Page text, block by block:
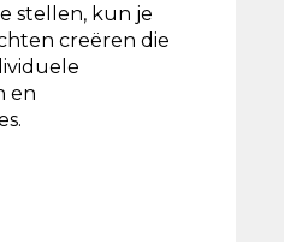
stellen, kun je
creëren die
en